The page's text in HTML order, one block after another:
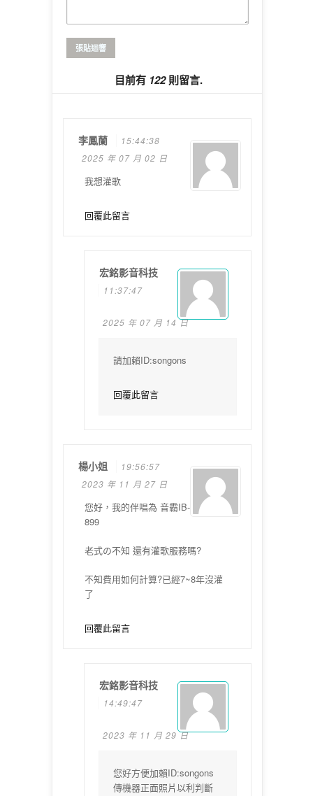
目前有 122則留言.
李鳳蘭
15:44:38
2025 年 07 月 02 日
我想灌歌
回覆此留言
宏銘影音科技
11:37:47
2025 年 07 月 14 日
請加賴ID:songons
回覆此留言
楊小姐
19:56:57
2023 年 11 月 27 日
您好，我的伴唱為 音霸IB-
899
老式の不知 還有灌歌服務嗎?
不知費用如何計算?已經7~8年沒灌
了
回覆此留言
宏銘影音科技
14:49:47
2023 年 11 月 29 日
您好方便加賴ID:songons
傳機器正面照片以利判斷